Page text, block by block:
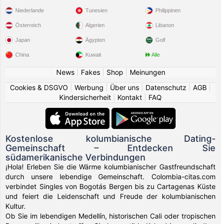
Niederlande
Österreich
Japan
China
Tunesien
Algerien
Ägypten
Kuwait
Philippinen
Libanon
Golf
Alle
News| Fakes| Shop
Meinungen
Cookies & DSGVO
Werbung Über uns Datenschutz AGB
Kindersicherheit
Kontakt FAQ
Kostenlose kolumbianische Dating-
Gemeinschaft – Entdecken Sie
südamerikanische Verbindungen
¡Hola! Erleben Sie die Wärme kolumbianischer Gastfreundschaft
durch unsere lebendige Gemeinschaft. Colombia-citas.com
verbindet Singles von Bogotás Bergen bis zu Cartagenas Küste
und feiert die Leidenschaft und Freude der kolumbianischen
Kultur.
Ob Sie im lebendigen Medellín, historischen Cali oder tropischen